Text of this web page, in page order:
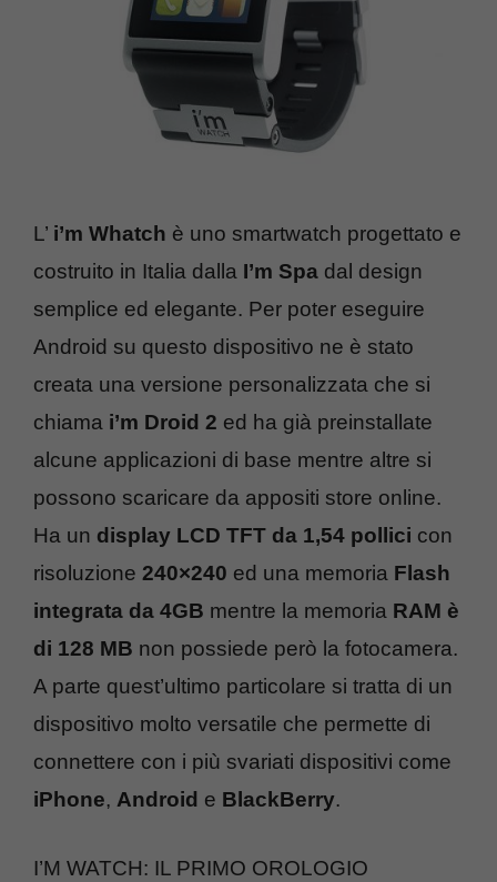
L’ i’m Whatch è uno smartwatch progettato e
costruito in Italia dalla I’m Spa dal design
semplice ed elegante. Per poter eseguire
Android su questo dispositivo ne è stato
creata una versione personalizzata che si
chiama i’m Droid 2 ed ha già preinstallate
alcune applicazioni di base mentre altre si
possono scaricare da appositi store online.
Ha un display LCD TFT da 1,54 pollici con
risoluzione 240×240 ed una memoria Flash
integrata da 4GB mentre la memoria RAM è
di 128 MB non possiede però la fotocamera.
A parte quest’ultimo particolare si tratta di un
dispositivo molto versatile che permette di
connettere con i più svariati dispositivi come
iPhone, Android e BlackBerry.
I’M WATCH: IL PRIMO OROLOGIO